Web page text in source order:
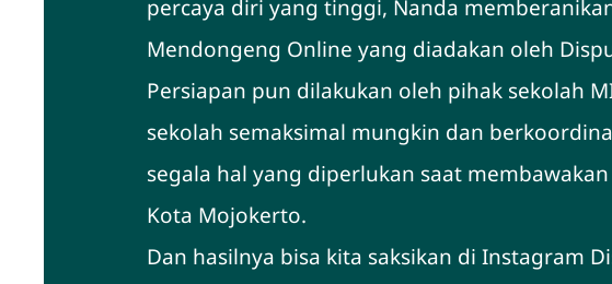
percaya diri yang tinggi, Nanda
Mendongeng Online yang diadakan oleh
Persiapan pun dilakukan oleh pihak sekolah
sekolah semaksimal mungkin dan
segala hal yang diperlukan saat
Kota Mojokerto.
Dan hasilnya bisa kita saksikan di Instagram